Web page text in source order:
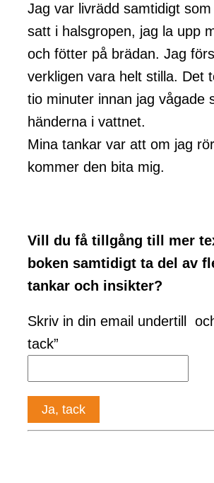
Jag var livrädd samtidigt
satt i halsgropen, jag la upp
och fötter på brädan. Jag
verkligen vara helt stilla. Det
tio minuter innan jag vågade
händerna i vattnet.
Mina tankar var att om jag
kommer den bita mig.
Vill du få tillgång till mer
boken samtidigt ta del av
tankar och insikter?
Skriv in din email undertill
tack”